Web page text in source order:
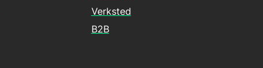
Verksted
B2B